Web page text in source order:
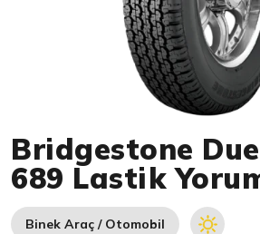
Bridgestone
689 Lastik
Binek Araç / Otomobil